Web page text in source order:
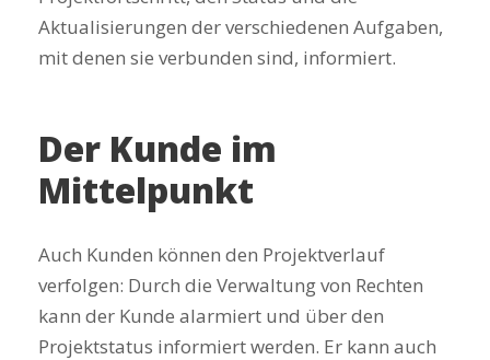
Aktualisierungen der verschiedenen Aufgaben,
mit denen sie verbunden sind, informiert.
Der Kunde im
Mittelpunkt
Auch Kunden können den Projektverlauf
verfolgen: Durch die Verwaltung von Rechten
kann der Kunde alarmiert und über den
Projektstatus informiert werden. Er kann auch